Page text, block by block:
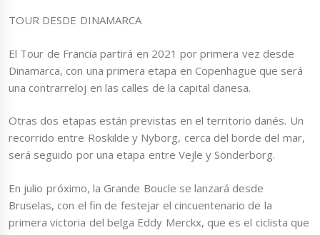
TOUR DESDE DINAMARCA
El Tour de Francia partirá en 2021 por primera vez desde
Dinamarca, con una primera etapa en Copenhague que será
una contrarreloj en las calles de la capital danesa.
Otras dos etapas están previstas en el territorio danés. Un
recorrido entre Roskilde y Nyborg, cerca del borde del mar,
será seguido por una etapa entre Vejle y Sönderborg.
En julio próximo, la Grande Boucle se lanzará desde
Bruselas, con el fin de festejar el cincuentenario de la
primera victoria del belga Eddy Merckx, que es el ciclista que